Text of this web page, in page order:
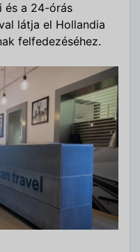
és a 24-órás
látja el Hollandia
felfedezéséhez.